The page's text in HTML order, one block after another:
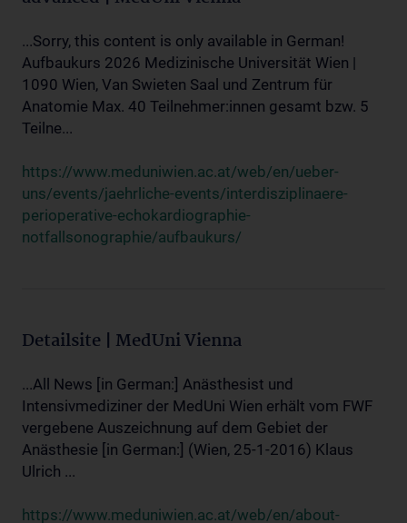
...Sorry, this content is only available in German!
Aufbaukurs 2026 Medizinische Universität Wien |
1090 Wien, Van Swieten Saal und Zentrum für
Anatomie Max. 40 Teilnehmer:innen gesamt bzw. 5
Teilne...
https://www.meduniwien.ac.at/web/en/ueber-
uns/events/jaehrliche-events/interdisziplinaere-
perioperative-echokardiographie-
notfallsonographie/aufbaukurs/
Detailsite | MedUni Vienna
...All News [in German:] Anästhesist und
Intensivmediziner der MedUni Wien erhält vom FWF
vergebene Auszeichnung auf dem Gebiet der
Anästhesie [in German:] (Wien, 25-1-2016) Klaus
Ulrich ...
https://www.meduniwien.ac.at/web/en/about-